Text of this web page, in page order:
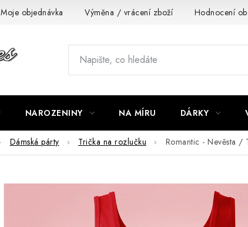
Moje objednávka Výměna / vrácení zboží Hodnocení
NAROZENINY NA MÍRU DÁRKY
Dámská párty Trička na rozlučku Romantic - Nevěsta /